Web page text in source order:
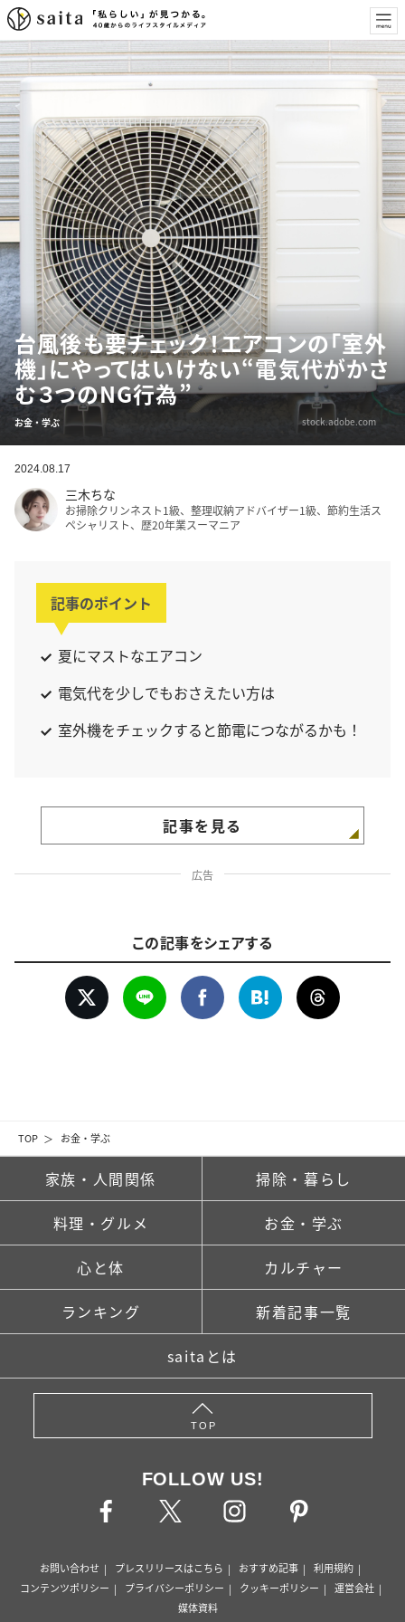
TOP お金・学ぶ
台風後も要チェック！エアコンの「室外
機」にやってはいけない“電気代がかさ
む３つのNG行為”
お金・学ぶ stock.adobe.com
2024.08.17
三木ちな
お掃除クリンネスト1級、整理収納アドバイザー1級、節約生活ス
ペシャリスト、歴20年業スーマニア
記事のポイント
夏にマストなエアコン
電気代を少しでもおさえたい方は
室外機をチェックすると節電につながるかも！
記事を見る
広告
この記事をシェアする
家族・人間関係 掃除・暮らし
料理・グルメ お金・学ぶ
心と体 カルチャー
ランキング 新着記事一覧
saitaとは
TOP
FOLLOW US!
お問い合わせ プレスリリースはこちら おすすめ記事
利用規約
コンテンツポリシー
プライバシーポリシー クッキーポリシー
運営会社
媒体資料